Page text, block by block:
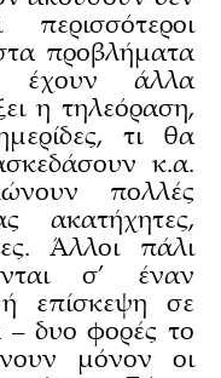
προβλήματα
έχουν άλλα
η τηλεόραση,
τι θα
κ.α.
πολλές
ακατήχητες,
Άλλοι πάλι
σ’ έναν
ή επίσκεψη σε
δυο φορές το
μόνον οι